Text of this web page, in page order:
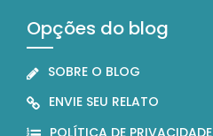
Opções do blog
SOBRE O BLOG
ENVIE SEU RELATO
POLÍTICA DE PRIVACIDADE